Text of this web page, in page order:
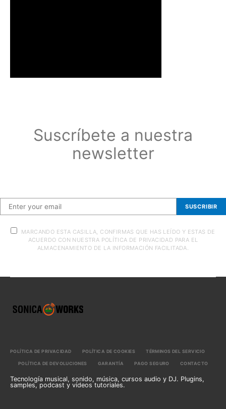
Suscríbete a nuestra
newsletter
SUSCRIBIR
MARCANDO ESTA CASILLA, CONFIRMAS QUE HAS LEÍDO Y ESTAS DE
ACUERDO CON NUESTRA POLÍTICA DE PRIVACIDAD PARA EL
ALMACENAMIENTO DE LA INFORMACIÓN FACILITADA.
POLÍTICA DE PRIVACIDAD POLÍTICA DE COOKIES TÉRMINOS DEL SERVICIO
POLÍTICA DE DEVOLUCIONES GARANTÍA PAGO SEGURO CONTACTO
Tecnología musical, sonido, música, cursos audio y DJ. Plugins,
samples, podcast y vídeos tutoriales.